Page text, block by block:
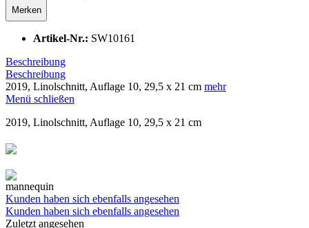
Merken
Artikel-Nr.: SW10161
Beschreibung
Beschreibung
2019, Linolschnitt, Auflage 10, 29,5 x 21 cm mehr
Menü schließen
2019, Linolschnitt, Auflage 10, 29,5 x 21 cm
Kunden haben sich ebenfalls angesehen
Kunden haben sich ebenfalls angesehen
Zuletzt angesehen